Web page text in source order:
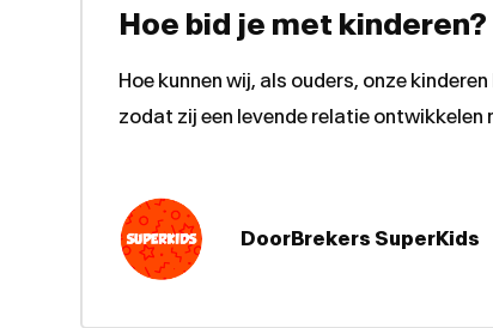
Hoe bid je met kinderen?
Hoe kunnen wij, als ouders, onze
zodat zij een levende relatie ontwikkelen
DoorBrekers SuperKids